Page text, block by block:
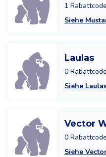
1
Siehe
Laulas
0
Siehe
Vector
0
Siehe